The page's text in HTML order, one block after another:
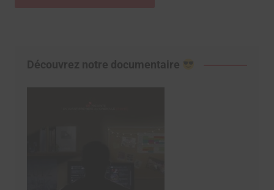
Découvrez notre documentaire